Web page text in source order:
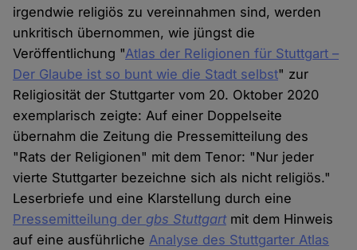
irgendwie religiös zu vereinnahmen sind, werden
unkritisch übernommen, wie jüngst die
Veröffentlichung "Atlas der Religionen für Stuttgart –
Der Glaube ist so bunt wie die Stadt selbst" zur
Religiosität der Stuttgarter vom 20. Oktober 2020
exemplarisch zeigte: Auf einer Doppelseite
übernahm die Zeitung die Pressemitteilung des
"Rats der Religionen" mit dem Tenor: "Nur jeder
vierte Stuttgarter bezeichne sich als nicht religiös."
Leserbriefe und eine Klarstellung durch eine
Pressemitteilung der gbs Stuttgartmit dem Hinweis
auf eine ausführliche Analyse des Stuttgarter Atlas